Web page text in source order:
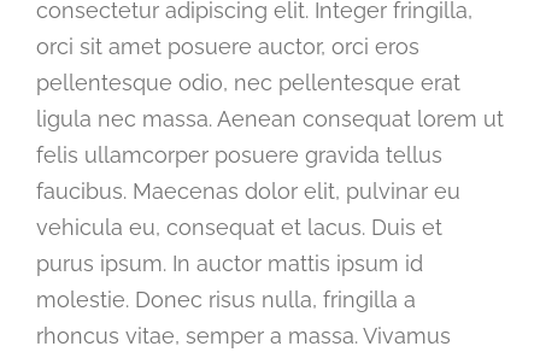
consectetur adipiscing elit. Integer fringilla,
orci sit amet posuere auctor, orci eros
pellentesque odio, nec pellentesque erat
ligula nec massa. Aenean consequat lorem ut
felis ullamcorper posuere gravida tellus
faucibus. Maecenas dolor elit, pulvinar eu
vehicula eu, consequat et lacus. Duis et
purus ipsum. In auctor mattis ipsum id
molestie. Donec risus nulla, fringilla a
rhoncus vitae, semper a massa. Vivamus